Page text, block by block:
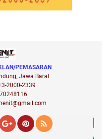
PEMASARAN
Jawa Barat
2000-2339